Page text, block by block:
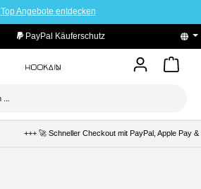
Top Angebote entdecken
PayPal Käuferschutz
+++ 🚀 Schneller Checkout mit PayPal, Apple Pay